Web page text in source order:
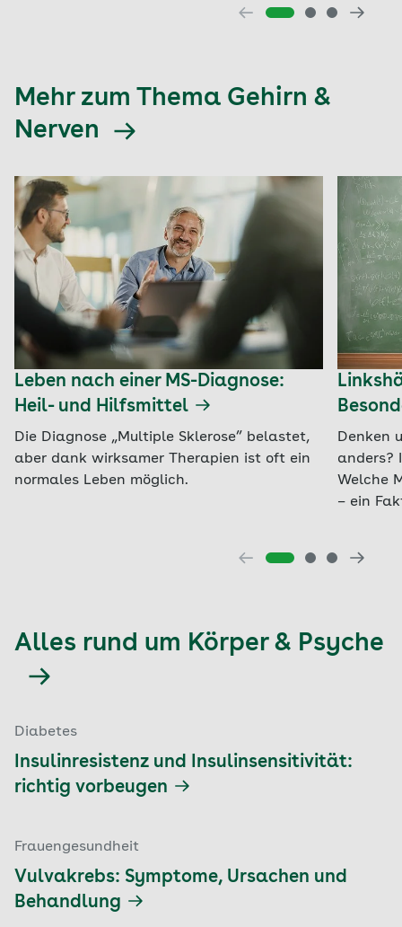
Mehr zum Thema Gehirn &
Nerven
Leben nach einer MS-Diagnose:
Heil- und Hilfsmittel
Die Diagnose „Multiple Sklerose” belastet,
aber dank wirksamer Therapien ist oft ein
normales Leben möglich.
Denken
anders?
Welche
– ein
Alles rund um Körper & Psyche
Diabetes
Insulinresistenz und Insulinsensitivität:
richtig vorbeugen
Frauengesundheit
Vulvakrebs: Symptome, Ursachen und
Behandlung